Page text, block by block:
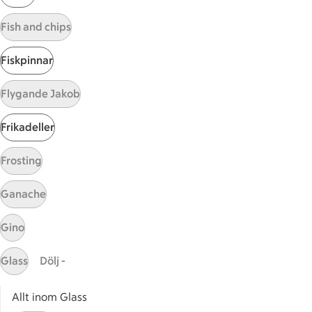
Sidfot
Start
Få snabbt svar
Prenumerera
Fish and chips
Fiskpinnar
Flygande Jakob
Frikadeller
Frosting
Ganache
Gino
Glass Dölj -
Allt inom Glass